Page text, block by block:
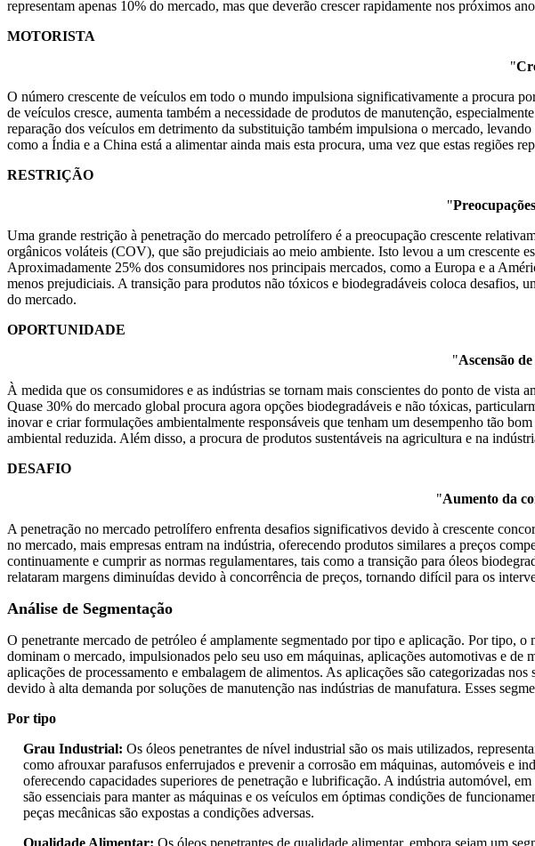
representam apenas 10% do mercado, mas que deverão crescer rapidamente nos próximos
MOTORISTA
"
O número crescente de veículos em todo o mundo impulsiona significativamente a procura
de veículos cresce, aumenta também a necessidade de produtos de manutenção,
reparação dos veículos em detrimento da substituição também impulsiona o mercado,
como a Índia e a China está a alimentar ainda mais esta procura, uma vez que estas regiões
RESTRIÇÃO
"
Uma grande restrição à penetração do mercado petrolífero é a preocupação crescente
orgânicos voláteis (COV), que são prejudiciais ao meio ambiente. Isto levou a um crescente
Aproximadamente 25% dos consumidores nos principais mercados, como a Europa e a
menos prejudiciais. A transição para produtos não tóxicos e biodegradáveis ​​coloca desafios,
do mercado.
OPORTUNIDADE
"Ascensão
À medida que os consumidores e as indústrias se tornam mais conscientes do ponto de vista
Quase 30% do mercado global procura agora opções biodegradáveis ​​e não tóxicas,
inovar e criar formulações ambientalmente responsáveis ​​que tenham um desempenho tão
ambiental reduzida. Além disso, a procura de produtos sustentáveis ​​na agricultura e na
DESAFIO
"Aumento da
A penetração no mercado petrolífero enfrenta desafios significativos devido à crescente
no mercado, mais empresas entram na indústria, oferecendo produtos similares a preços
continuamente e cumprir as normas regulamentares, tais como a transição para óleos
relataram margens diminuídas devido à concorrência de preços, tornando difícil para os
Análise de Segmentação
O penetrante mercado de petróleo é amplamente segmentado por tipo e aplicação. Por tipo,
dominam o mercado, impulsionados pelo seu uso em máquinas, aplicações automotivas e
aplicações de processamento e embalagem de alimentos. As aplicações são categorizadas
devido à alta demanda por soluções de manutenção nas indústrias de manufatura. Esses
Por tipo
Grau Industrial: Os óleos penetrantes de nível industrial são os mais utilizados,
como afrouxar parafusos enferrujados e prevenir a corrosão em máquinas, automóveis e
oferecendo capacidades superiores de penetração e lubrificação. A indústria automóvel,
são essenciais para manter as máquinas e os veículos em óptimas condições de
peças mecânicas são expostas a condições adversas.
Qualidade Alimentar: Os óleos penetrantes de qualidade alimentar, embora sejam um